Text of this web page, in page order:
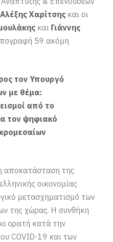
Αλέξης Χαρίτσης και οι
και Γιάννης
59 ακόμη
τον Υπουργό
με θέμα:
από το
τον ψηφιακό
αποκατάσταση της
οικονομίας
μετασχηματισμό των
της χώρας. Η συνθήκη
ορατή κατά την
COVID-19 και των